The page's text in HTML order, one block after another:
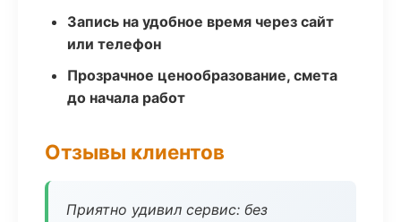
Запись на удобное время через сайт
или телефон
Прозрачное ценообразование, смета
до начала работ
Отзывы клиентов
Приятно удивил сервис: без